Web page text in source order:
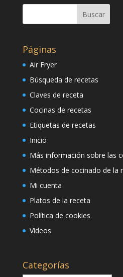
Páginas
Air Fryer
Búsqueda de recetas
Claves de receta
Cocinas de recetas
Etiquetas de recetas
Inicio
Más información sobre las
Métodos de cocinado de la
Mi cuenta
Platos de la receta
Política de cookies
Vídeos
Categorías